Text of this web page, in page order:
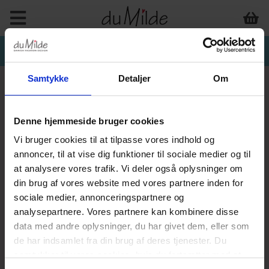
Samtykke Detaljer Om
Denne hjemmeside bruger cookies
Vi bruger cookies til at tilpasse vores indhold og
annoncer, til at vise dig funktioner til sociale medier og til
at analysere vores trafik. Vi deler også oplysninger om
din brug af vores website med vores partnere inden for
sociale medier, annonceringspartnere og
analysepartnere. Vores partnere kan kombinere disse
data med andre oplysninger, du har givet dem, eller som
de har indsamlet fra din brug af deres tjenester. Du